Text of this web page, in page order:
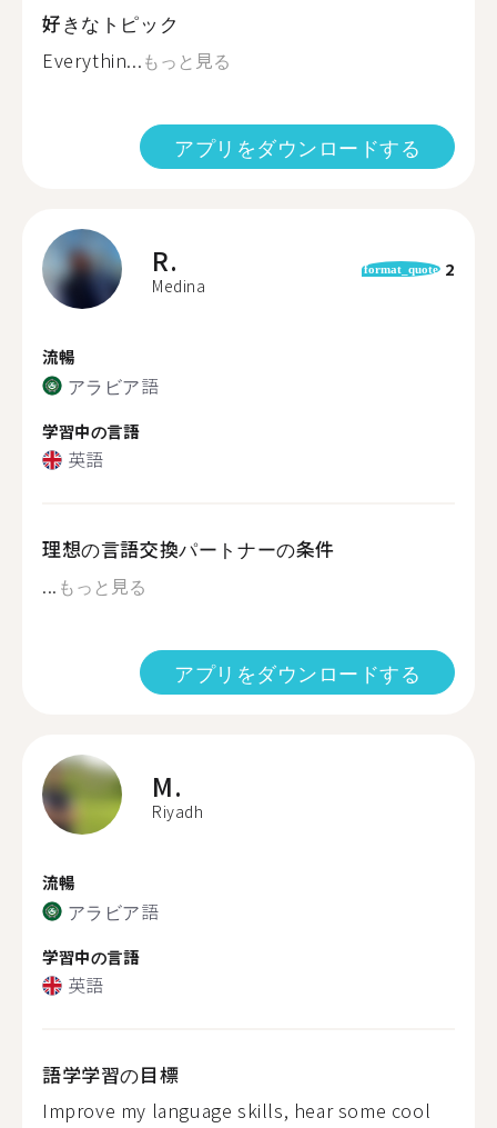
好きなトピック
Everythin...もっと見る
アプリをダウンロードする
R.
Medina
format_quote 2
流暢
アラビア語
学習中の言語
英語
理想の言語交換パートナーの条件
... もっと見る
アプリをダウンロードする
M.
Riyadh
流暢
アラビア語
学習中の言語
英語
語学学習の目標
Improve my language skills, hear some cool